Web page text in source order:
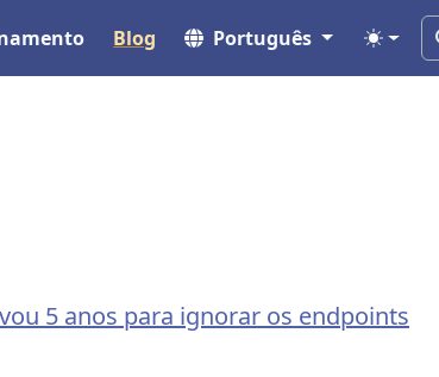
Blog Português
5 anos para ignorar os endpoints